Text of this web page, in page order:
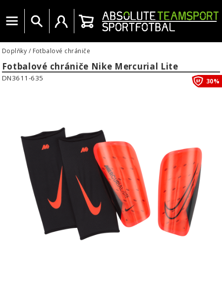
Menu Vyhledat Uživatelský účet
Košík
Doplňky / Fotbalové chrániče
Fotbalové chrániče Nike Mercurial Lite
DN3611-635 30%